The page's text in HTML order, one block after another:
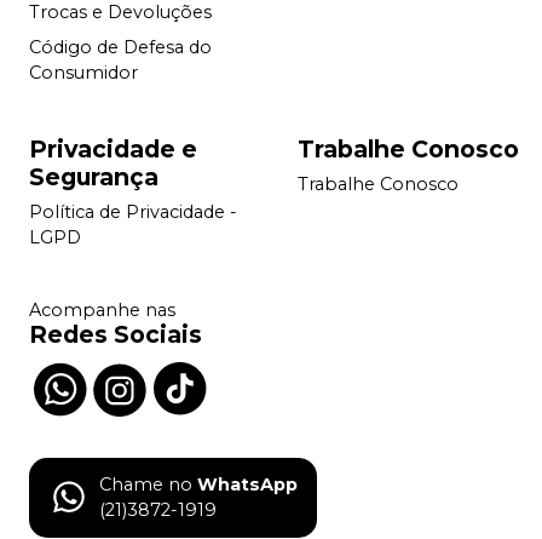
Trocas e Devoluções
Código de Defesa do
Consumidor
Privacidade e
Segurança
Política de Privacidade -
LGPD
Trabalhe Conosco
Trabalhe Conosco
Acompanhe nas
Redes Sociais
Chame no WhatsApp
(21)3872-1919